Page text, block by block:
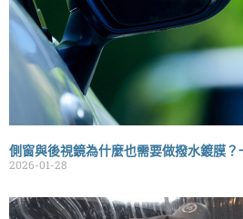
側窗與後視鏡為什麼也需要做撥水鍍膜？
2026-01-28